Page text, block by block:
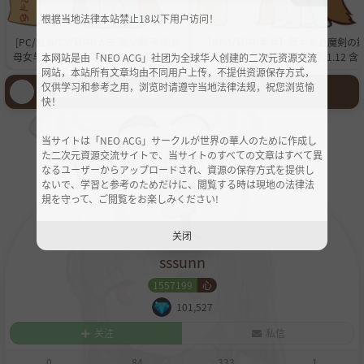
[PC/SLG/CV/官中/大车]乱交骰子 美女
母女与骰子眼的下场ORGY DICE 美人母
娘とサイの目のゆくえ v1.10 +存档[900
M]
【RPG/官中/步兵】蒼キ光と魔剣の
冶師/苍色之光与魔剑锻造师v1.12 含
档
登录后才能发言哦！
sssunn
1557199
心
101,527
关注
私信
根据当地法律本站禁止18以下用户访问！
本网站是由「NEO ACG」社团为全球华人创建的二次元资源交流
网站，本站所有文章均由不同用户上传，不提供资源保存方式，
仅供学习和参考之用，浏览时请遵守当地法律法规，祝您浏览愉
快！
当サイトは「NEO ACG」サークルが世界の華人のために作成し
た二次元資源交流サイトで、当サイトのすべての文章はすべて異
なるユーザーからアップロードされ、資源の保存方式を提供し
ないで、学習と参考のためだけに、閲覧する時は現地の法律法
規を守って、ご閲覧をお楽しみください!
关闭